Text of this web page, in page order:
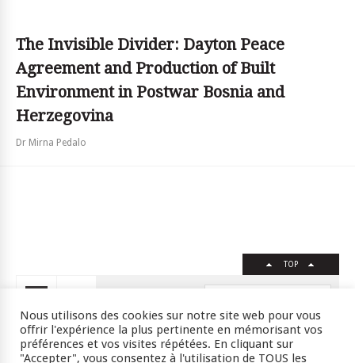
The Invisible Divider: Dayton Peace
Agreement and Production of Built
Environment in Postwar Bosnia and
Herzegovina
Dr Mirna Pedalo
TOP
Crédits RSS Plan du site
Nous utilisons des cookies sur notre site web pour vous
offrir l'expérience la plus pertinente en mémorisant vos
préférences et vos visites répétées. En cliquant sur
"Accepter", vous consentez à l'utilisation de TOUS les